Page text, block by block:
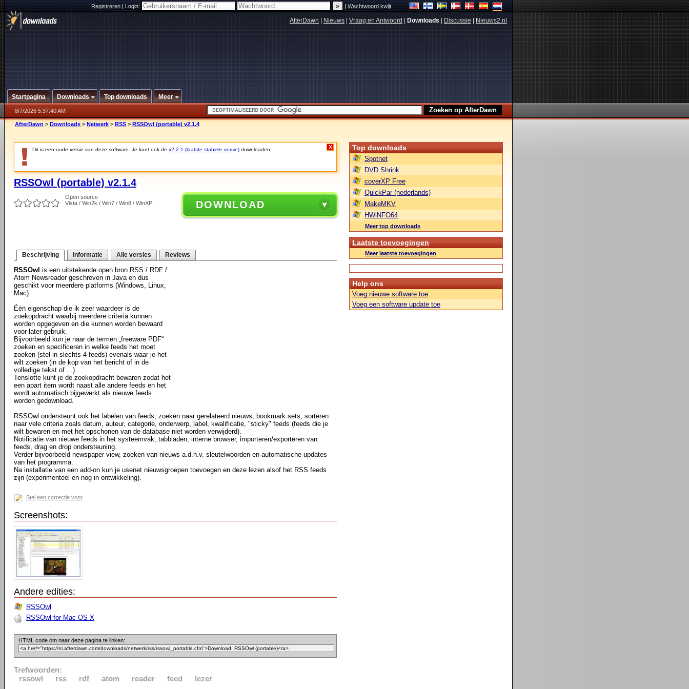
Registreren|Login: |Wachtwoord kwijt
AfterDawn Nieuws Vraag en Antwoord Downloads Discussie Nieuws2.nl
Startpagina Downloads Top downloads Meer
8/7/2026 5:37:40 AM
AfterDawn > Downloads > Netwerk > RSS > RSSOwl (portable) v2.1.4
Dit is een oude versie van deze software. Je kunt ook de v2.2.1 (laatste stabiele versie) downloaden. X
RSSOwl (portable) v2.1.4
Open source
Vista / Win2k / Win7 / Win8 / WinXP
DOWNLOAD
Beschrijving Informatie Alle versies Reviews
RSSOwl is een uitstekende open bron RSS / RDF /
Atom Newsreader geschreven in Java en dus
geschikt voor meerdere platforms (Windows, Linux,
Mac).
Één eigenschap die ik zeer waardeer is de
zoekopdracht waarbij meerdere criteria kunnen
worden opgegeven en die kunnen worden bewaard
voor later gebruik.
Bijvoorbeeld kun je naar de termen „freeware PDF“
zoeken en specificeren in welke feeds het moet
zoeken (stel in slechts 4 feeds) evenals waar je het
wilt zoeken (in de kop van het bericht of in de
volledige tekst of ...).
Tenslotte kunt je de zoekopdracht bewaren zodat het
een apart item wordt naast alle andere feeds en het
wordt automatisch bijgewerkt als nieuwe feeds
worden gedownload.
RSSOwl ondersteunt ook het labelen van feeds, zoeken naar gerelateerd nieuws, bookmark sets, sorteren
naar vele criteria zoals datum, auteur, categorie, onderwerp, label, kwalificatie, "sticky" feeds (feeds die je
wilt bewaren en met het opschonen van de database niet worden verwijderd).
Notificatie van nieuwe feeds in het systeemvak, tabbladen, interne browser, importeren/exporteren van
feeds, drag en drop ondersteuning.
Verder bijvoorbeeld newspaper view, zoeken van nieuws a.d.h.v. sleutelwoorden en automatische updates
van het programma.
Na installatie van een add-on kun je usenet nieuwsgroepen toevoegen en deze lezen alsof het RSS feeds
zijn (experimenteel en nog in ontwikkeling).
Stel een correctie voor
Screenshots:
Andere edities:
RSSOwl
RSSOwl for Mac OS X
HTML code om naar deze pagina te linken:
Trefwoorden:
rssowl
rss rdf atom reader feed lezer
Top downloads
Spotnet
DVD Shrink
coverXP Free
QuickPar (nederlands)
MakeMKV
HWiNFO64
Meer top downloads
Laatste toevoegingen
Meer laatste toevoegingen
Help ons
Voeg nieuwe software toe
Voeg een software update toe